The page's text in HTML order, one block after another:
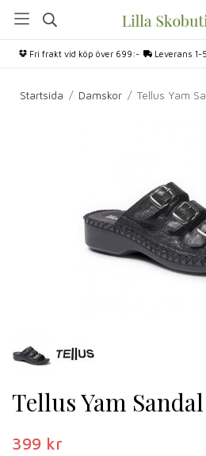
Fri frakt vid köp över 699:- Leverans 1-
Startsida / Damskor / Tellus Yam
Tellus Yam
399 kr